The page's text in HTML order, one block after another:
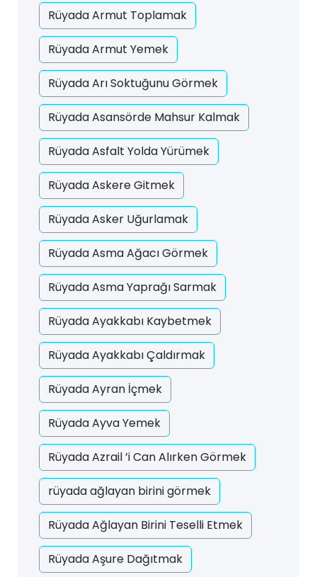
Rüyada Armut Toplamak
Rüyada Armut Yemek
Rüyada Arı Soktuğunu Görmek
Rüyada Asansörde Mahsur Kalmak
Rüyada Asfalt Yolda Yürümek
Rüyada Askere Gitmek
Rüyada Asker Uğurlamak
Rüyada Asma Ağacı Görmek
Rüyada Asma Yaprağı Sarmak
Rüyada Ayakkabı Kaybetmek
Rüyada Ayakkabı Çaldırmak
Rüyada Ayran İçmek
Rüyada Ayva Yemek
Rüyada Azrail ’i Can Alırken Görmek
rüyada ağlayan birini görmek
Rüyada Ağlayan Birini Teselli Etmek
Rüyada Aşure Dağıtmak